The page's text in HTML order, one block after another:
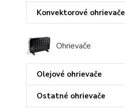
Konvektorové ohrievače
Ohrievače
Olejové ohrievače
Ostatné ohrievače